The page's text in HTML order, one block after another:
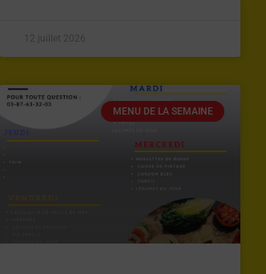
12 juillet 2026
MENU DE LA SEMAINE